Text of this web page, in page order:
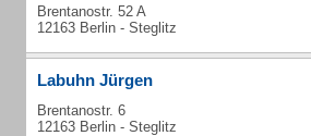
Brentanostr. 52 A
12163 Berlin - Steglitz
Labuhn Jürgen
Brentanostr. 6
12163 Berlin - Steglitz